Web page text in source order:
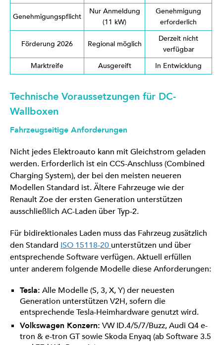
Genehmigungspflicht
Nur Anmeldung
(11 kW)
Genehmigung
erforderlich
Förderung 2026 Regional möglich
Derzeit nicht
verfügbar
Marktreife
Ausgereift In Entwicklung
Technische Voraussetzungen für DC-
Wallboxen
Fahrzeugseitige Anforderungen
Nicht jedes Elektroauto kann mit Gleichstrom geladen
werden. Erforderlich ist ein CCS-Anschluss (Combined
Charging System), der bei den meisten neueren
Modellen Standard ist. Ältere Fahrzeuge wie der
Renault Zoe der ersten Generation unterstützen
ausschließlich AC-Laden über Typ-2.
Für bidirektionales Laden muss das Fahrzeug zusätzlich
den Standard ISO 15118-20 unterstützen und über
entsprechende Software verfügen. Aktuell erfüllen
unter anderem folgende Modelle diese Anforderungen:
Tesla: Alle Modelle (S, 3, X, Y) der neuesten
Generation unterstützen V2H, sofern die
entsprechende Tesla-Heimhardware genutzt wird.
Volkswagen Konzern: VW ID.4/5/7/Buzz, Audi Q4 e-
tron & e-tron GT sowie Skoda Enyaq (ab Software 3.5